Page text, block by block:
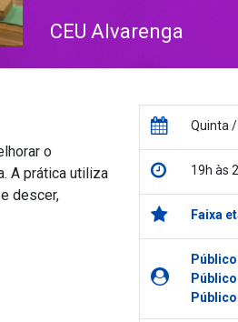
CEU Alvarenga
o
A prática utiliza
descer,
Quinta
19h às
Faixa